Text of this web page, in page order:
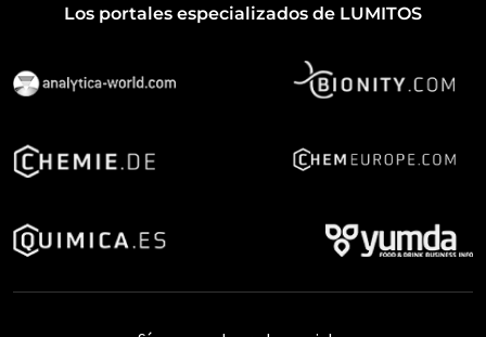
Los portales especializados de LUMITOS